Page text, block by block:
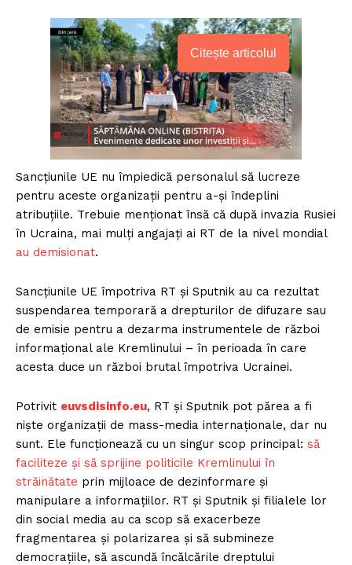
Citește articolul
Sancțiunile UE nu împiedică personalul să lucreze
pentru aceste organizații pentru a-și îndeplini
atribuțiile. Trebuie menționat însă că după invazia Rusiei
în Ucraina, mai mulți angajați ai RT de la nivel mondial
au demisionat.
Sancțiunile UE împotriva RT și Sputnik au ca rezultat
suspendarea temporară a drepturilor de difuzare sau
de emisie pentru a dezarma instrumentele de război
informațional ale Kremlinului – în perioada în care
acesta duce un război brutal împotriva Ucrainei.
Potrivit euvsdisinfo.eu, RT și Sputnik pot părea a fi
niște organizații de mass-media internaționale, dar nu
sunt. Ele funcționează cu un singur scop principal: să
faciliteze și să sprijine politicile Kremlinului în
străinătate prin mijloace de dezinformare și
manipulare a informațiilor. RT și Sputnik și filialele lor
din social media au ca scop să exacerbeze
fragmentarea și polarizarea și să submineze
democrațiile, să ascundă încălcările dreptului